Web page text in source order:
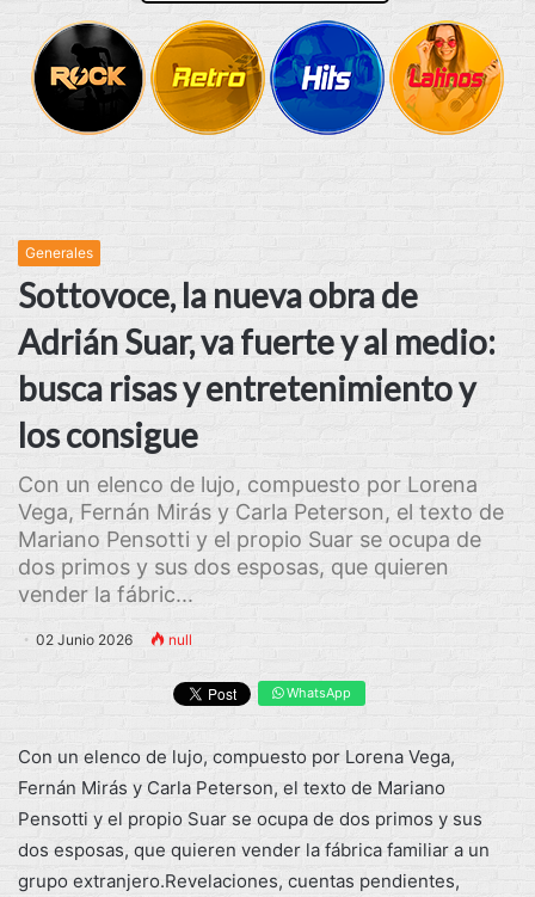
Generales
Sottovoce, la nueva obra de
Adrián Suar, va fuerte y al medio:
busca risas y entretenimiento y
los consigue
Con un elenco de lujo, compuesto por Lorena
Vega, Fernán Mirás y Carla Peterson, el texto de
Mariano Pensotti y el propio Suar se ocupa de
dos primos y sus dos esposas, que quieren
vender la fábric...
02 Junio 2026 null
WhatsApp
Con un elenco de lujo, compuesto por Lorena Vega,
Fernán Mirás y Carla Peterson, el texto de Mariano
Pensotti y el propio Suar se ocupa de dos primos y sus
dos esposas, que quieren vender la fábrica familiar a un
grupo extranjero.Revelaciones, cuentas pendientes,